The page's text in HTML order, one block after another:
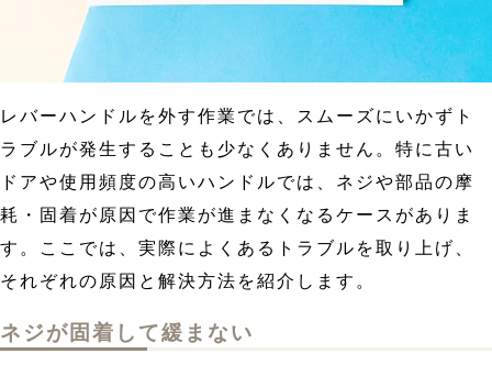
レバーハンドルを外す作業では、スムーズにいかずト
ラブルが発生することも少なくありません。特に古い
ドアや使用頻度の高いハンドルでは、ネジや部品の摩
耗・固着が原因で作業が進まなくなるケースがありま
す。ここでは、実際によくあるトラブルを取り上げ、
それぞれの原因と解決方法を紹介します。
ネジが固着して緩まない